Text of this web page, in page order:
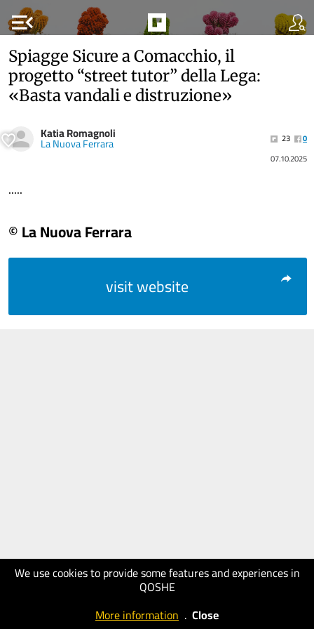
menu_open
We use cookies to provide some features and experiences in
QOSHE
More information . Close
Spiagge Sicure a Comacchio, il
progetto “street tutor” della Lega:
«Basta vandali e distruzione»
Katia Romagnoli
La Nuova Ferrara 23
0
07.10.2025
.....
© La Nuova Ferrara
visit website